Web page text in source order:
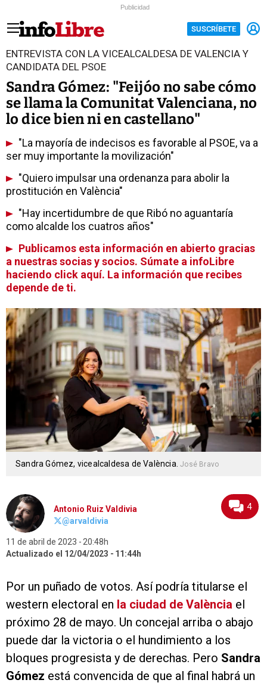
Publicidad
SUSCRÍBETE
ENTREVISTA CON LA VICEALCALDESA DE VALENCIA Y
CANDIDATA DEL PSOE
Sandra Gómez: "Feijóo no sabe cómo
se llama la Comunitat Valenciana, no
lo dice bien ni en castellano"
"La mayoría de indecisos es favorable al PSOE, va a
ser muy importante la movilización"
"Quiero impulsar una ordenanza para abolir la
prostitución en València"
"Hay incertidumbre de que Ribó no aguantaría
como alcalde los cuatros años"
Publicamos esta información en abierto gracias
a nuestras socias y socios. Súmate a infoLibre
haciendo click aquí. La información que recibes
depende de ti.
Sandra Gómez, vicealcaldesa de València.José Bravo
Antonio Ruiz Valdivia
@arvaldivia
11 de abril de 2023
20:48h
Actualizado el 12/04/2023
11:44h
4
Por un puñado de votos. Así podría titularse el
western electoral en la ciudad de València el
próximo 28 de mayo. Un concejal arriba o abajo
puede dar la victoria o el hundimiento a los
bloques progresista y de derechas. Pero Sandra
Gómez está convencida de que al final habrá un